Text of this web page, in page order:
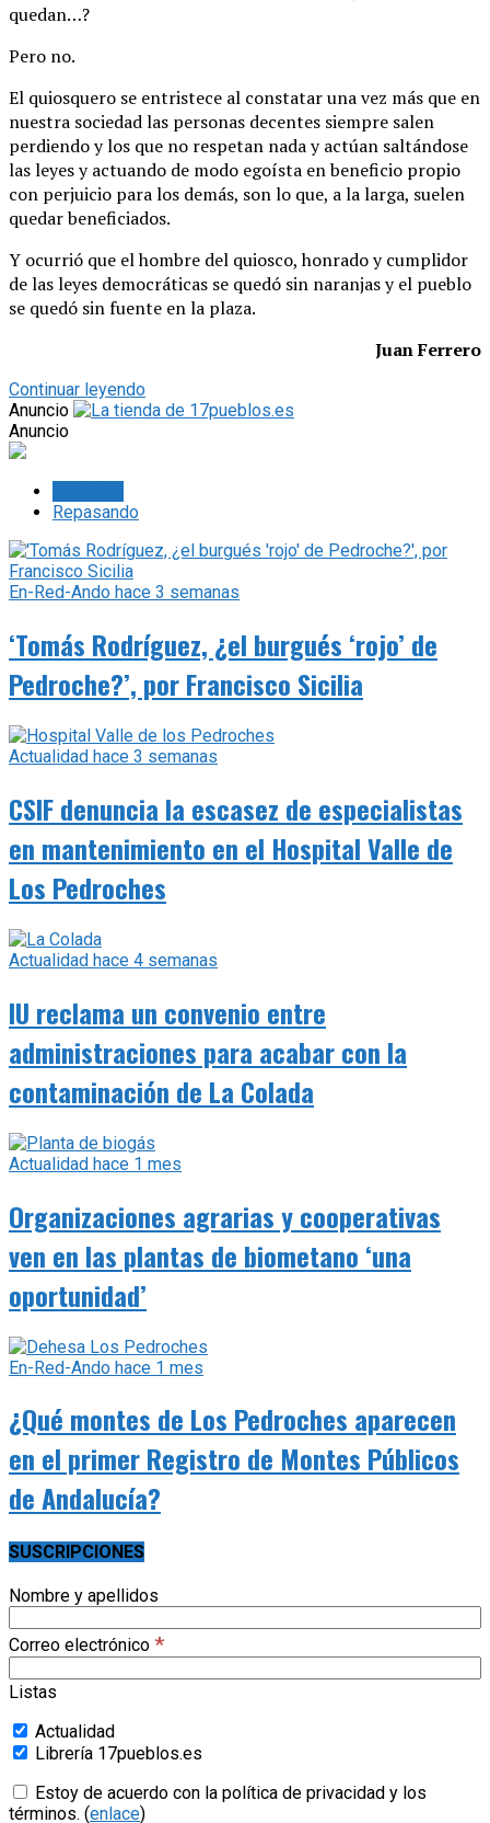
quedan…?
Pero no.
El quiosquero se entristece al constatar una vez más que en
nuestra sociedad las personas decentes siempre salen
perdiendo y los que no respetan nada y actúan saltándose
las leyes y actuando de modo egoísta en beneficio propio
con perjuicio para los demás, son lo que, a la larga, suelen
quedar beneficiados.
Y ocurrió que el hombre del quiosco, honrado y cumplidor
de las leyes democráticas se quedó sin naranjas y el pueblo
se quedó sin fuente en la plaza.
Juan Ferrero
Continuar leyendo
Anuncio
Anuncio
Repasando
En-Red-Ando hace 3 semanas
‘Tomás Rodríguez, ¿el burgués ‘rojo’ de
Pedroche?’, por Francisco Sicilia
Actualidad hace 3 semanas
CSIF denuncia la escasez de especialistas
en mantenimiento en el Hospital Valle de
Los Pedroches
Actualidad hace 4 semanas
IU reclama un convenio entre
administraciones para acabar con la
contaminación de La Colada
Actualidad hace 1 mes
Organizaciones agrarias y cooperativas
ven en las plantas de biometano ‘una
oportunidad’
En-Red-Ando hace 1 mes
¿Qué montes de Los Pedroches aparecen
en el primer Registro de Montes Públicos
de Andalucía?
SUSCRIPCIONES
Nombre y apellidos
Correo electrónico *
Listas
Actualidad
Librería 17pueblos.es
Estoy de acuerdo con la política de privacidad y los
términos. (enlace)